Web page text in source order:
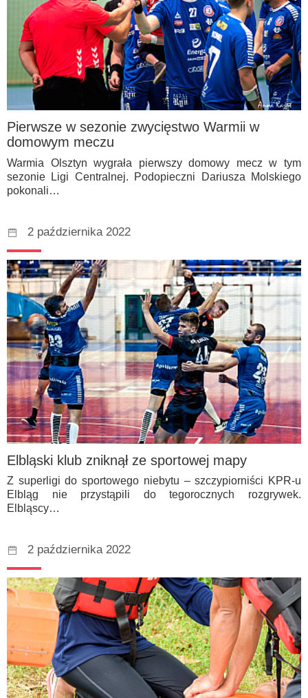
Pierwsze w sezonie zwycięstwo Warmii w
domowym meczu
Warmia Olsztyn wygrała pierwszy domowy mecz w tym
sezonie Ligi Centralnej. Podopieczni Dariusza Molskiego
pokonali…
2 października 2022
Elbląski klub zniknął ze sportowej mapy
Z superligi do sportowego niebytu – szczypiorniści KPR-u
Elbląg nie przystąpili do tegorocznych rozgrywek.
Elbląscy…
2 października 2022